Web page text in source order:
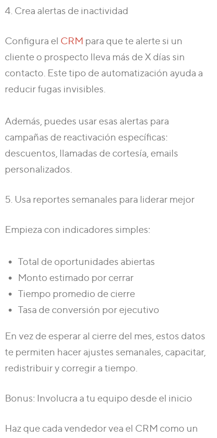
4. Crea alertas de inactividad
Configura el CRM para que te alerte si un
cliente o prospecto lleva más de X días sin
contacto. Este tipo de automatización ayuda a
reducir fugas invisibles.
Además, puedes usar esas alertas para
campañas de reactivación específicas:
descuentos, llamadas de cortesía, emails
personalizados.
5. Usa reportes semanales para liderar mejor
Empieza con indicadores simples:
Total de oportunidades abiertas
Monto estimado por cerrar
Tiempo promedio de cierre
Tasa de conversión por ejecutivo
En vez de esperar al cierre del mes, estos datos
te permiten hacer ajustes semanales, capacitar,
redistribuir y corregir a tiempo.
Bonus: Involucra a tu equipo desde el inicio
Haz que cada vendedor vea el CRM como un